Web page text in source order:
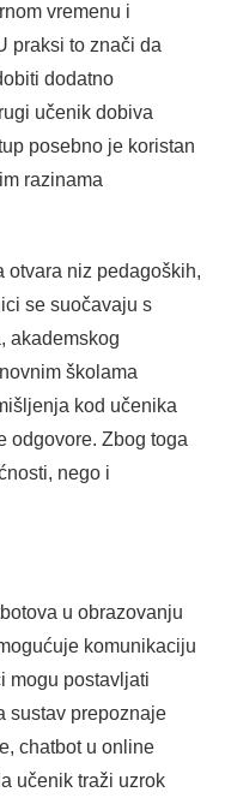
vremenu i
praksi to znači da
dodatno
učenik dobiva
posebno je koristan
razinama
otvara niz pedagoških,
se suočavaju s
akademskog
školama
kod učenika
odgovore. Zbog toga
nego i
u obrazovanju
komunikaciju
mogu postavljati
sustav prepoznaje
chatbot u online
učenik traži uzrok